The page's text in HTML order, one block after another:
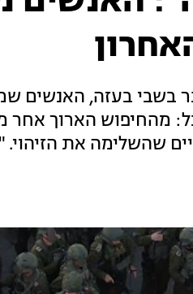
בשבי בעזה, האנשים
מהחיפוש הארוך אחר
שהשלימה את הזיהוי.